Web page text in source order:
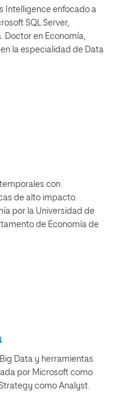
Intelligence enfocado a
SQL Server,
Doctor en Economía,
la especialidad de Data
con
de alto impacto.
por la Universidad de
de Economía de
Data y herramientas
por Microsoft como
como Analyst.